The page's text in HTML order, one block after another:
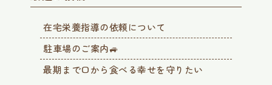
在宅栄養指導の依頼について
駐車場のご案内🚙
最期まで口から食べる幸せを守りたい